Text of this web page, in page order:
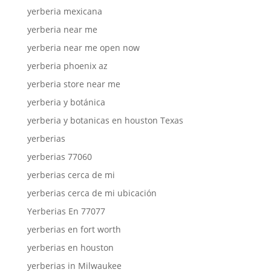
yerberia mexicana
yerberia near me
yerberia near me open now
yerberia phoenix az
yerberia store near me
yerberia y botánica
yerberia y botanicas en houston Texas
yerberias
yerberias 77060
yerberias cerca de mi
yerberias cerca de mi ubicación
Yerberias En 77077
yerberias en fort worth
yerberias en houston
yerberias in Milwaukee